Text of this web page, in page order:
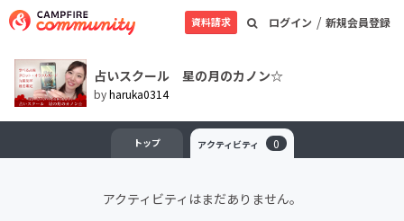
ログイン / 新規会員登録
資料請求
占いスクール 星の月のカノン☆
byharuka0314
トップ アクティビティ 0
アクティビティはまだありません。